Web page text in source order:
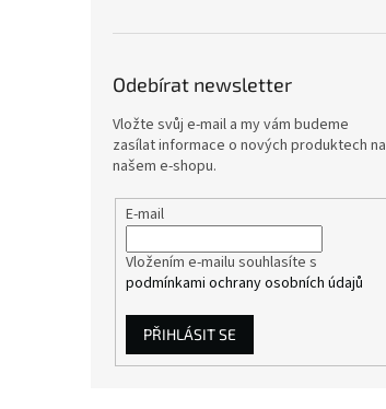
Odebírat newsletter
Vložte svůj e-mail a my vám budeme
zasílat informace o nových produktech na
našem e-shopu.
E-mail
Vložením e-mailu souhlasíte s
podmínkami ochrany osobních údajů
PŘIHLÁSIT SE